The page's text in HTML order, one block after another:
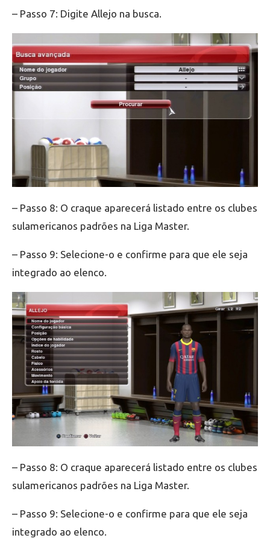
– Passo 7: Digite Allejo na busca.
– Passo 8: O craque aparecerá listado entre os clubes
sulamericanos padrões na Liga Master.
– Passo 9: Selecione-o e confirme para que ele seja
integrado ao elenco.
– Passo 8: O craque aparecerá listado entre os clubes
sulamericanos padrões na Liga Master.
– Passo 9: Selecione-o e confirme para que ele seja
integrado ao elenco.